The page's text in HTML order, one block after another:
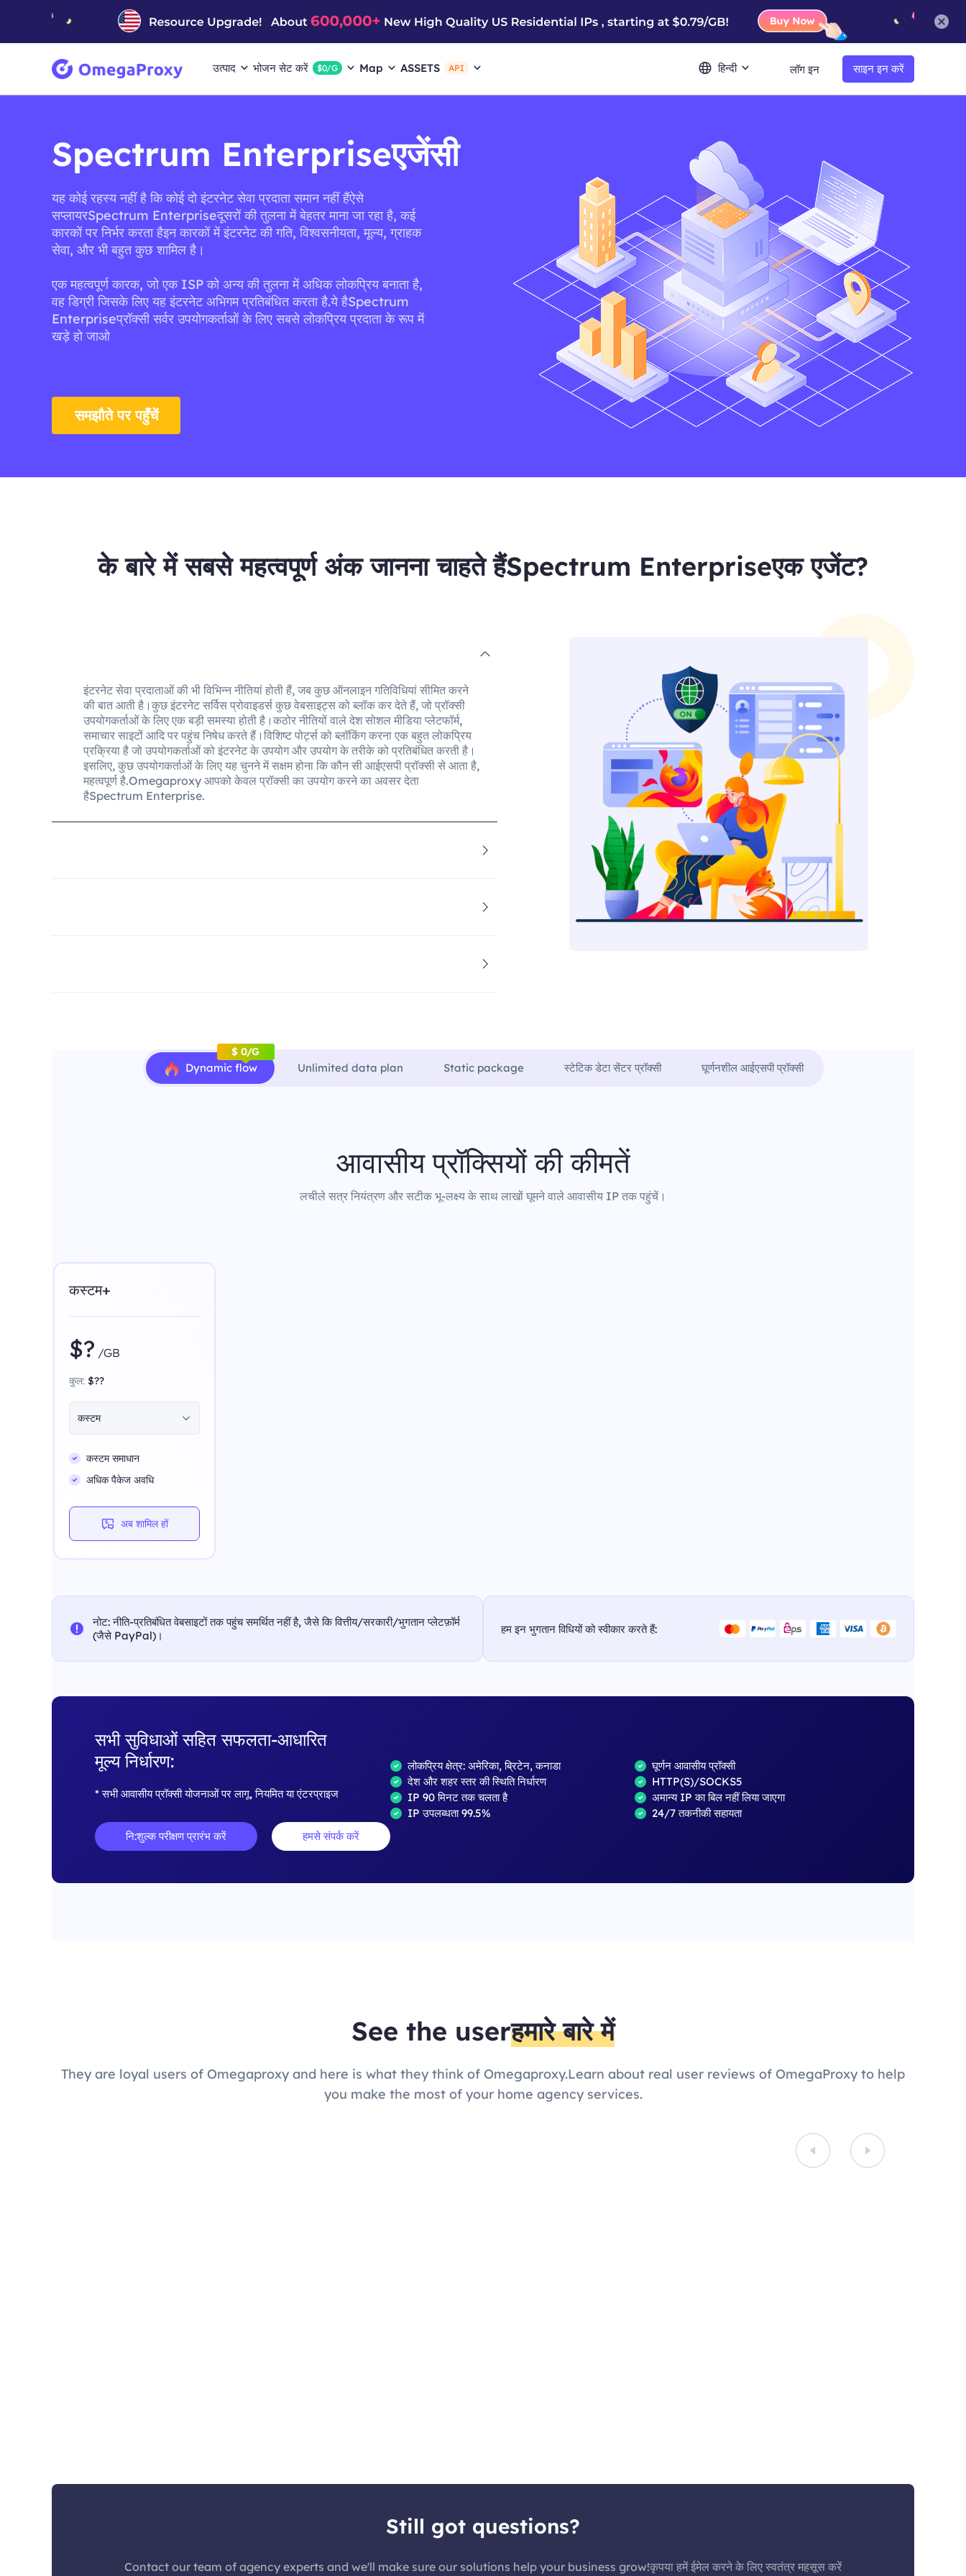
उत्पाद भोजन सेट करें $0/G Map ASSETS API हिन्दी लॉग इन साइन इन करें
Spectrum Enterpriseएजेंसी
यह कोई रहस्य नहीं है कि कोई दो इंटरनेट सेवा प्रदाता समान नहीं हैंऐसे
सप्लायरSpectrum Enterpriseदूसरों की तुलना में बेहतर माना जा रहा है, कई
कारकों पर निर्भर करता हैइन कारकों में इंटरनेट की गति, विश्वसनीयता, मूल्य, ग्राहक
सेवा, और भी बहुत कुछ शामिल है।
एक महत्वपूर्ण कारक, जो एक ISP को अन्य की तुलना में अधिक लोकप्रिय बनाता है,
वह डिग्री जिसके लिए यह इंटरनेट अभिगम प्रतिबंधित करता है.ये हैSpectrum
Enterpriseप्रॉक्सी सर्वर उपयोगकर्ताओं के लिए सबसे लोकप्रिय प्रदाता के रूप में
खड़े हो जाओ
समझौते पर पहुँचें
के बारे में सबसे महत्वपूर्ण अंक जानना चाहते हैंSpectrum Enterpriseएक एजेंट?
इंटरनेट सेवा प्रदाताओं की भी विभिन्न नीतियां होती हैं, जब कुछ ऑनलाइन गतिविधियां सीमित करने
की बात आती है।कुछ इंटरनेट सर्विस प्रोवाइडर्स कुछ वेबसाइट्स को ब्लॉक कर देते हैं, जो प्रॉक्सी
उपयोगकर्ताओं के लिए एक बड़ी समस्या होती है।कठोर नीतियों वाले देश सोशल मीडिया प्लेटफॉर्म,
समाचार साइटों आदि पर पहुंच निषेध करते हैं।विशिष्ट पोर्ट्स को ब्लॉकिंग करना एक बहुत लोकप्रिय
प्रक्रिया है जो उपयोगकर्ताओं को इंटरनेट के उपयोग और उपयोग के तरीके को प्रतिबंधित करती है।
इसलिए, कुछ उपयोगकर्ताओं के लिए यह चुनने में सक्षम होना कि कौन सी आईएसपी प्रॉक्सी से आता है,
महत्वपूर्ण है.Omegaproxy आपको केवल प्रॉक्सी का उपयोग करने का अवसर देता
हैSpectrum Enterprise.
Dynamic flow
$ 0/G
Unlimited data plan Static package स्टेटिक डेटा सेंटर प्रॉक्सी घूर्णनशील आईएसपी प्रॉक्सी
आवासीय प्रॉक्सियों की कीमतें
लचीले सत्र नियंत्रण और सटीक भू-लक्ष्य के साथ लाखों घूमने वाले आवासीय IP तक पहुंचें।
कस्टम+
$? /GB
कुल: $??
कस्टम
कस्टम समाधान
अधिक पैकेज अवधि
अब शामिल हों
नोट: नीति-प्रतिबंधित वेबसाइटों तक पहुंच समर्थित नहीं है, जैसे कि वित्तीय/सरकारी/भुगतान प्लेटफ़ॉर्म
(जैसे PayPal)।
हम इन भुगतान विधियों को स्वीकार करते हैं:
सभी सुविधाओं सहित सफलता-आधारित
मूल्य निर्धारण:
* सभी आवासीय प्रॉक्सी योजनाओं पर लागू, नियमित या एंटरप्राइज
नि:शुल्क परीक्षण प्रारंभ करें हमसे संपर्क करें
लोकप्रिय क्षेत्र: अमेरिका, ब्रिटेन, कनाडा
घूर्णन आवासीय प्रॉक्सी
देश और शहर स्तर की स्थिति निर्धारण
HTTP(S)/SOCKS5
IP 90 मिनट तक चलता है
अमान्य IP का बिल नहीं लिया जाएगा
IP उपलब्धता 99.5%
24/7 तकनीकी सहायता
See the userहमारे बारे में
They are loyal users of Omegaproxy and here is what they think of Omegaproxy.Learn about real user reviews of OmegaProxy to help
you make the most of your home agency services.
Still got questions?
Contact our team of agency experts and we'll make sure our solutions help your business grow!कृपया हमें ईमेल करने के लिए स्वतंत्र महसूस करें